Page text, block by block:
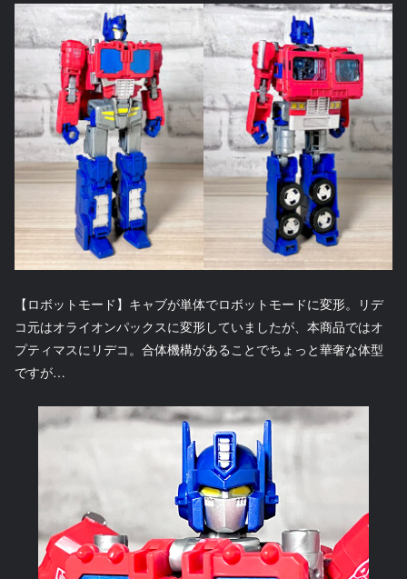
【ロボットモード】キャブが単体でロボットモードに変形。リデ
コ元はオライオンパックスに変形していましたが、本商品ではオ
プティマスにリデコ。合体機構があることでちょっと華奢な体型
ですが…